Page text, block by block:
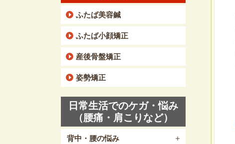
ふたば美容鍼
ふたば小顔矯正
産後骨盤矯正
姿勢矯正
日常生活でのケガ・悩み
（腰痛・肩こりなど）
背中・腰の悩み